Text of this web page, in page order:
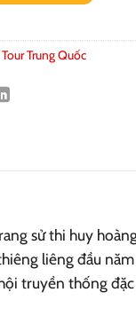
Tour Trung Quốc
sử thi huy
liêng đầu
truyền thống